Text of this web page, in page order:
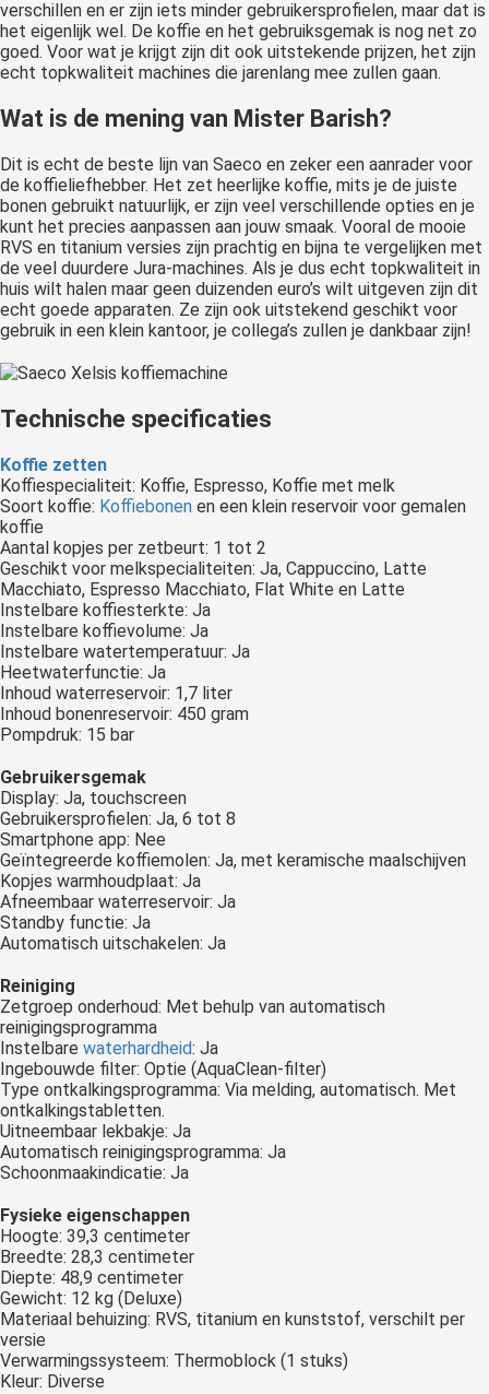
verschillen en er zijn iets minder gebruikersprofielen, maar dat is
het eigenlijk wel. De koffie en het gebruiksgemak is nog net zo
goed. Voor wat je krijgt zijn dit ook uitstekende prijzen, het zijn
echt topkwaliteit machines die jarenlang mee zullen gaan.
Wat is de mening van Mister Barish?
Dit is echt de beste lijn van Saeco en zeker een aanrader voor
de koffieliefhebber. Het zet heerlijke koffie, mits je de juiste
bonen gebruikt natuurlijk, er zijn veel verschillende opties en je
kunt het precies aanpassen aan jouw smaak. Vooral de mooie
RVS en titanium versies zijn prachtig en bijna te vergelijken met
de veel duurdere Jura-machines. Als je dus echt topkwaliteit in
huis wilt halen maar geen duizenden euro’s wilt uitgeven zijn dit
echt goede apparaten. Ze zijn ook uitstekend geschikt voor
gebruik in een klein kantoor, je collega’s zullen je dankbaar zijn!
Technische specificaties
Koffie zetten
Koffiespecialiteit: Koffie, Espresso, Koffie met melk
Soort koffie: Koffiebonen en een klein reservoir voor gemalen
koffie
Aantal kopjes per zetbeurt: 1 tot 2
Geschikt voor melkspecialiteiten: Ja, Cappuccino, Latte
Macchiato, Espresso Macchiato, Flat White en Latte
Instelbare koffiesterkte: Ja
Instelbare koffievolume: Ja
Instelbare watertemperatuur: Ja
Heetwaterfunctie: Ja
Inhoud waterreservoir: 1,7 liter
Inhoud bonenreservoir: 450 gram
Pompdruk: 15 bar
Gebruikersgemak
Display: Ja, touchscreen
Gebruikersprofielen: Ja, 6 tot 8
Smartphone app: Nee
Geïntegreerde koffiemolen: Ja, met keramische maalschijven
Kopjes warmhoudplaat: Ja
Afneembaar waterreservoir: Ja
Standby functie: Ja
Automatisch uitschakelen: Ja
Reiniging
Zetgroep onderhoud: Met behulp van automatisch
reinigingsprogramma
Instelbare waterhardheid: Ja
Ingebouwde filter: Optie (AquaClean-filter)
Type ontkalkingsprogramma: Via melding, automatisch. Met
ontkalkingstabletten.
Uitneembaar lekbakje: Ja
Automatisch reinigingsprogramma: Ja
Schoonmaakindicatie: Ja
Fysieke eigenschappen
Hoogte: 39,3 centimeter
Breedte: 28,3 centimeter
Diepte: 48,9 centimeter
Gewicht: 12 kg (Deluxe)
Materiaal behuizing: RVS, titanium en kunststof, verschilt per
versie
Verwarmingssysteem: Thermoblock (1 stuks)
Kleur: Diverse